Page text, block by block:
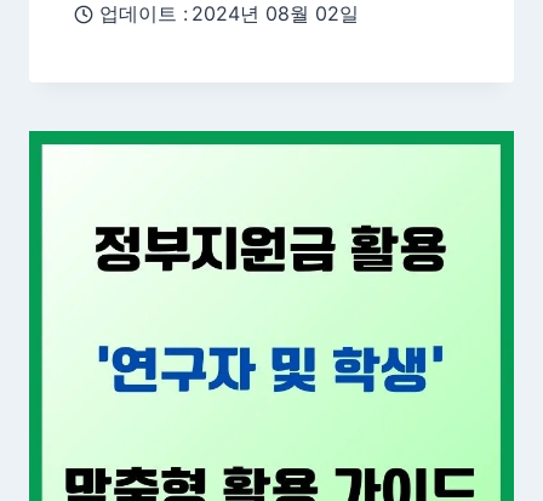
업데이트 : 2024년 08월 02일